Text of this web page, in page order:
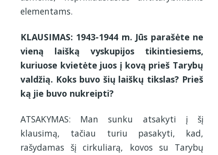
elementams.
KLAUSIMAS: 1943-1944 m. Jūs parašėte ne
vieną laišką vyskupijos tikintiesiems,
kuriuose kvietėte juos į kovą prieš Tarybų
valdžią. Koks buvo šių laiškų tikslas? Prieš
ką jie buvo nukreipti?
ATSAKYMAS: Man sunku atsakyti į šį
klausimą, tačiau turiu pasakyti, kad,
rašydamas šį cirkuliarą, kovos su Tarybų